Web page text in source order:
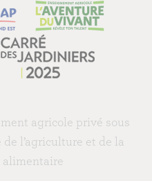
agricole privé sous
l’agriculture et de la
alimentaire